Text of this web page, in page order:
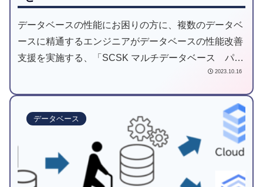
データベースの性能にお困りの方に、複数のデータベ
ースに精通するエンジニアがデータベースの性能改善
支援を実施する、「SCSK マルチデータベース パフ
ォーマンスチューニングサービス」をリリースしまし
2023.10.16
データベース